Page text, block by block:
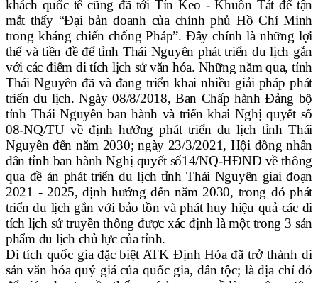
khách quốc tế cũng đã tới Tỉn Keo - Khuôn Tát để tận
mắt thấy “Đại bản doanh của chính phủ Hồ Chí Minh
trong kháng chiến chống Pháp”. Đây chính là những lợi
thế và tiền đề để tỉnh Thái Nguyên phát triển du lịch gắn
với các điểm di tích lịch sử văn hóa. Những năm qua, tỉnh
Thái Nguyên đã và đang triển khai nhiều giải pháp phát
triển du lịch. Ngày 08/8/2018, Ban Chấp hành Đảng bộ
tỉnh Thái Nguyên ban hành và triển khai Nghị quyết số
08-NQ/TU về định hướng phát triển du lịch tỉnh Thái
Nguyên đến năm 2030; ngày 23/3/2021, Hội đồng nhân
dân tỉnh ban hành Nghị quyết số14/NQ-HĐND về thông
qua đề án phát triển du lịch tỉnh Thái Nguyên giai đoạn
2021 - 2025, định hướng đến năm 2030, trong đó phát
triểndu lịch gắn với bảo tồn và phát huy hiệu quả các di
tích lịch sử truyền thống được xác định là một trong 3 sản
phẩm du lịch chủ lực của tỉnh.
Di tích quốc gia đặc biệt ATK Định Hóađã trở thành di
sản văn hóa quý giá của quốc gia, dân tộc; là địa chỉ đỏ